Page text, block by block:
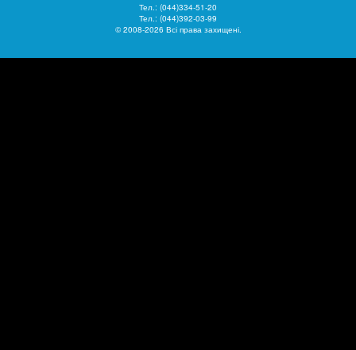
Тел.: (044)334-51-20
Тел.: (044)392-03-99
© 2008-2026 Всі права захищені.